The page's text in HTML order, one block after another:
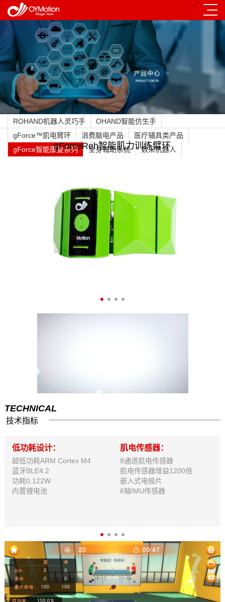
ROHAND机器人灵巧手
OHAND智能仿生手
gForce™肌电臂环
消费脑电产品
医疗辅具类产品
gForce智能康复系列
全身辅助系统 数采机器人
gForceReh智能肌力训练臂环
TECHNICAL
技术指标
低功耗设计：
超低功耗ARM Cortex M4
蓝牙BLE4.2
功耗0.122W
内置锂电池
肌电传感器：
8通道肌电传感器
肌电传感器增益1200倍
嵌入式电极片
6轴IMU传感器